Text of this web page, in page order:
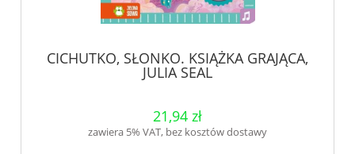
CICHUTKO, SŁONKO. KSIĄŻKA GRAJĄCA,
JULIA SEAL
21,94 zł
zawiera 5% VAT, bez kosztów dostawy